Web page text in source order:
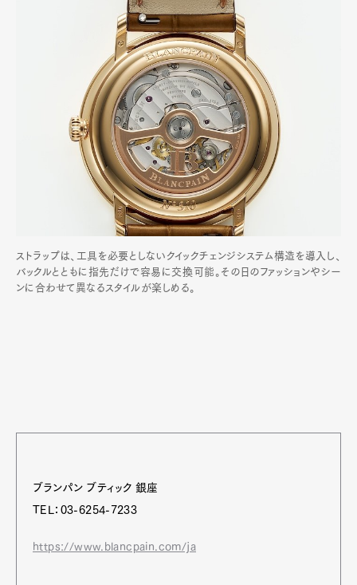
ストラップは、工具を必要としないクイックチェンジシステム構造を導入し、
バックルとともに指先だけで容易に交換可能。その日のファッションやシー
ンに合わせて異なるスタイルが楽しめる。
ブランパン ブティック 銀座
TEL：03-6254-7233
https://www.blancpain.com/ja